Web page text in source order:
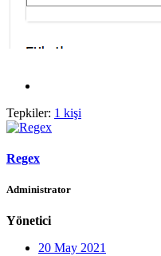
Tepkiler: 1 kişi
Regex
Administrator
Yönetici
20 May 2021